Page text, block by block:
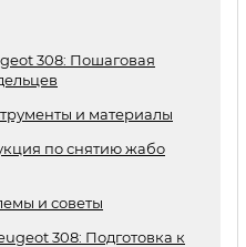
308: Пошаговая
и материалы
по снятию жабо
и советы
308: Подготовка к